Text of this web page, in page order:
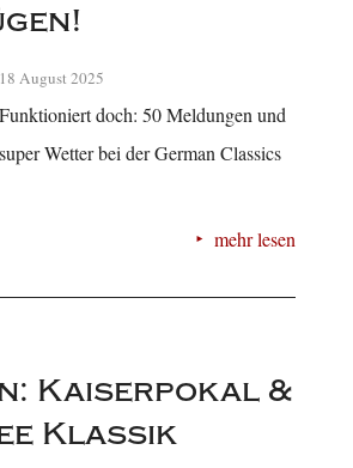
18 August 2025
Funktioniert doch: 50 Meldungen und
super Wetter bei der German Classics
mehr lesen
Kaiserpokal &
Klassik